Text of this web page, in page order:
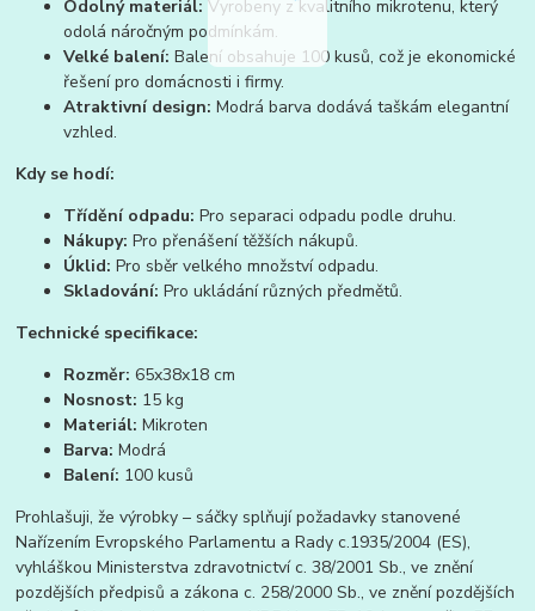
Odolný materiál: Vyrobeny z kvalitního mikrotenu, který
odolá náročným podmínkám.
Velké balení: Balení obsahuje 100 kusů, což je ekonomické
řešení pro domácnosti i firmy.
Atraktivní design: Modrá barva dodává taškám elegantní
vzhled.
Kdy se hodí:
Třídění odpadu: Pro separaci odpadu podle druhu.
Nákupy: Pro přenášení těžších nákupů.
Úklid: Pro sběr velkého množství odpadu.
Skladování: Pro ukládání různých předmětů.
Technické specifikace:
Rozměr: 65x38x18 cm
Nosnost: 15 kg
Materiál: Mikroten
Barva: Modrá
Balení: 100 kusů
Prohlašuji, že výrobky – sáčky splňují požadavky stanovené
Nařízením Evropského Parlamentu a Rady c.1935/2004 (ES),
vyhláškou Ministerstva zdravotnictví c. 38/2001 Sb., ve znění
pozdějších předpisů a zákona c. 258/2000 Sb., ve znění pozdějších